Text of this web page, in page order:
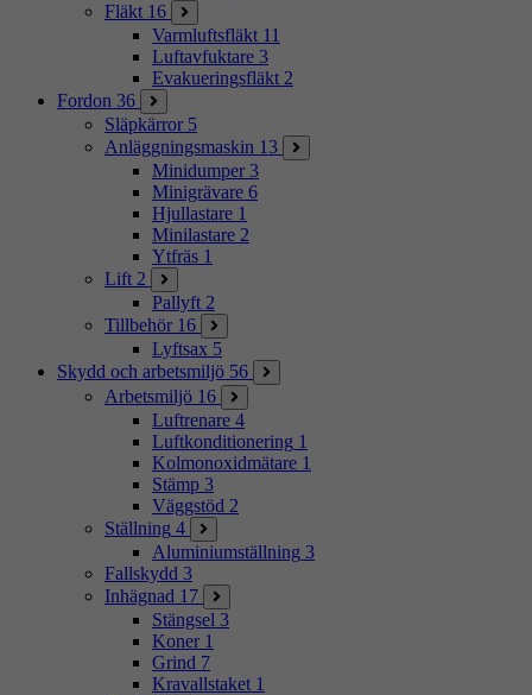
Fläkt 16
Varmluftsfläkt 11
Luftavfuktare 3
Evakueringsfläkt 2
Fordon 36
Släpkärror 5
Anläggningsmaskin 13
Minidumper 3
Minigrävare 6
Hjullastare 1
Minilastare 2
Ytfräs 1
Lift 2
Pallyft 2
Tillbehör 16
Lyftsax 5
Skydd och arbetsmiljö 56
Arbetsmiljö 16
Luftrenare 4
Luftkonditionering 1
Kolmonoxidmätare 1
Stämp 3
Väggstöd 2
Ställning 4
Aluminiumställning 3
Fallskydd 3
Inhägnad 17
Stängsel 3
Koner 1
Grind 7
Kravallstaket 1